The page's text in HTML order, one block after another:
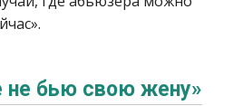
не бью свою жену»